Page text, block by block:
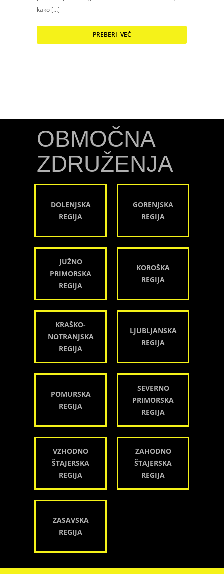
kako […]
PREBERI VEČ
OBMOČNA
ZDRUŽENJA
DOLENJSKA
REGIJA
GORENJSKA
REGIJA
JUŽNO
PRIMORSKA
REGIJA
KOROŠKA
REGIJA
KRAŠKO-
NOTRANJSKA
REGIJA
LJUBLJANSKA
REGIJA
POMURSKA
REGIJA
SEVERNO
PRIMORSKA
REGIJA
VZHODNO
ŠTAJERSKA
REGIJA
ZAHODNO
ŠTAJERSKA
REGIJA
ZASAVSKA
REGIJA